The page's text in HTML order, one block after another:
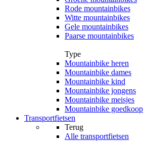
Rode mountainbikes
Witte mountainbikes
Gele mountainbikes
Paarse mountainbikes
Type
Mountainbike heren
Mountainbike dames
Mountainbike kind
Mountainbike jongens
Mountainbike meisjes
Mountainbike goedkoop
Transportfietsen
Terug
Alle transportfietsen